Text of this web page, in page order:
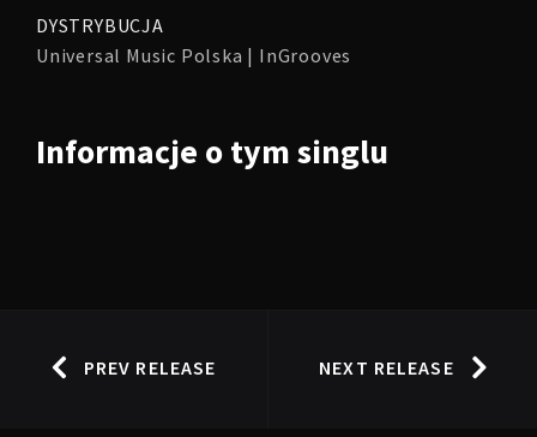
DYSTRYBUCJA
Universal Music Polska | InGrooves
Informacje o tym singlu
PREV RELEASE NEXT RELEASE